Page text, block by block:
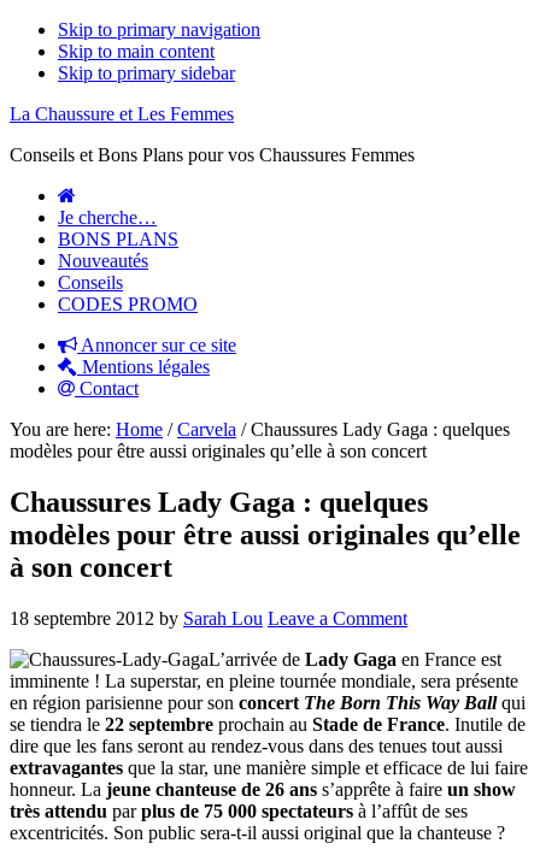
Skip to primary navigation
Skip to main content
Skip to primary sidebar
La Chaussure et Les Femmes
Conseils et Bons Plans pour vos Chaussures Femmes
Je cherche…
BONS PLANS
Nouveautés
Conseils
CODES PROMO
Annoncer sur ce site
Mentions légales
Contact
You are here: Home / Carvela /Chaussures Lady Gaga : quelques
modèles pour être aussi originales qu’elle à son concert
Chaussures Lady Gaga : quelques
modèles pour être aussi originales qu’elle
à son concert
18 septembre 2012 by Sarah Lou Leave a Comment
L’arrivée de Lady Gaga en France est
imminente ! La superstar, en pleine tournée mondiale, sera présente
en région parisienne pour son concert The Born This Way Ball qui
se tiendra le 22 septembre prochain au Stade de France. Inutile de
dire que les fans seront au rendez-vous dans des tenues tout aussi
extravagantes que la star, une manière simple et efficace de lui faire
honneur. La jeune chanteuse de 26 ans s’apprête à faire un show
très attendu parplus de 75 000 spectateurs à l’affût de ses
excentricités. Son public sera-t-il aussi original que la chanteuse ?